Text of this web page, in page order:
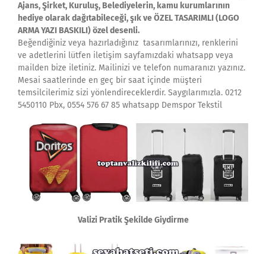
Ajans, Şirket, Kuruluş, Belediyelerin, kamu kurumlarının
hediye olarak dağıtabileceği, şık ve ÖZEL TASARIMLI (LOGO
ARMA YAZI BASKILI) özel desenli.
Beğendiğiniz veya hazırladığınız tasarımlarınızı, renklerini
ve adetlerini lütfen iletişim sayfamızdaki whatsapp veya
mailden bize iletiniz. Mailinizi ve telefon numaranızı yazınız.
Mesai saatlerinde en geç bir saat içinde müşteri
temsilcilerimiz sizi yönlendireceklerdir. Saygılarımızla. 0212
5450110 Pbx, 0554 576 67 85 whatsapp Demspor Tekstil
Valizi Pratik Şekilde Giydirme